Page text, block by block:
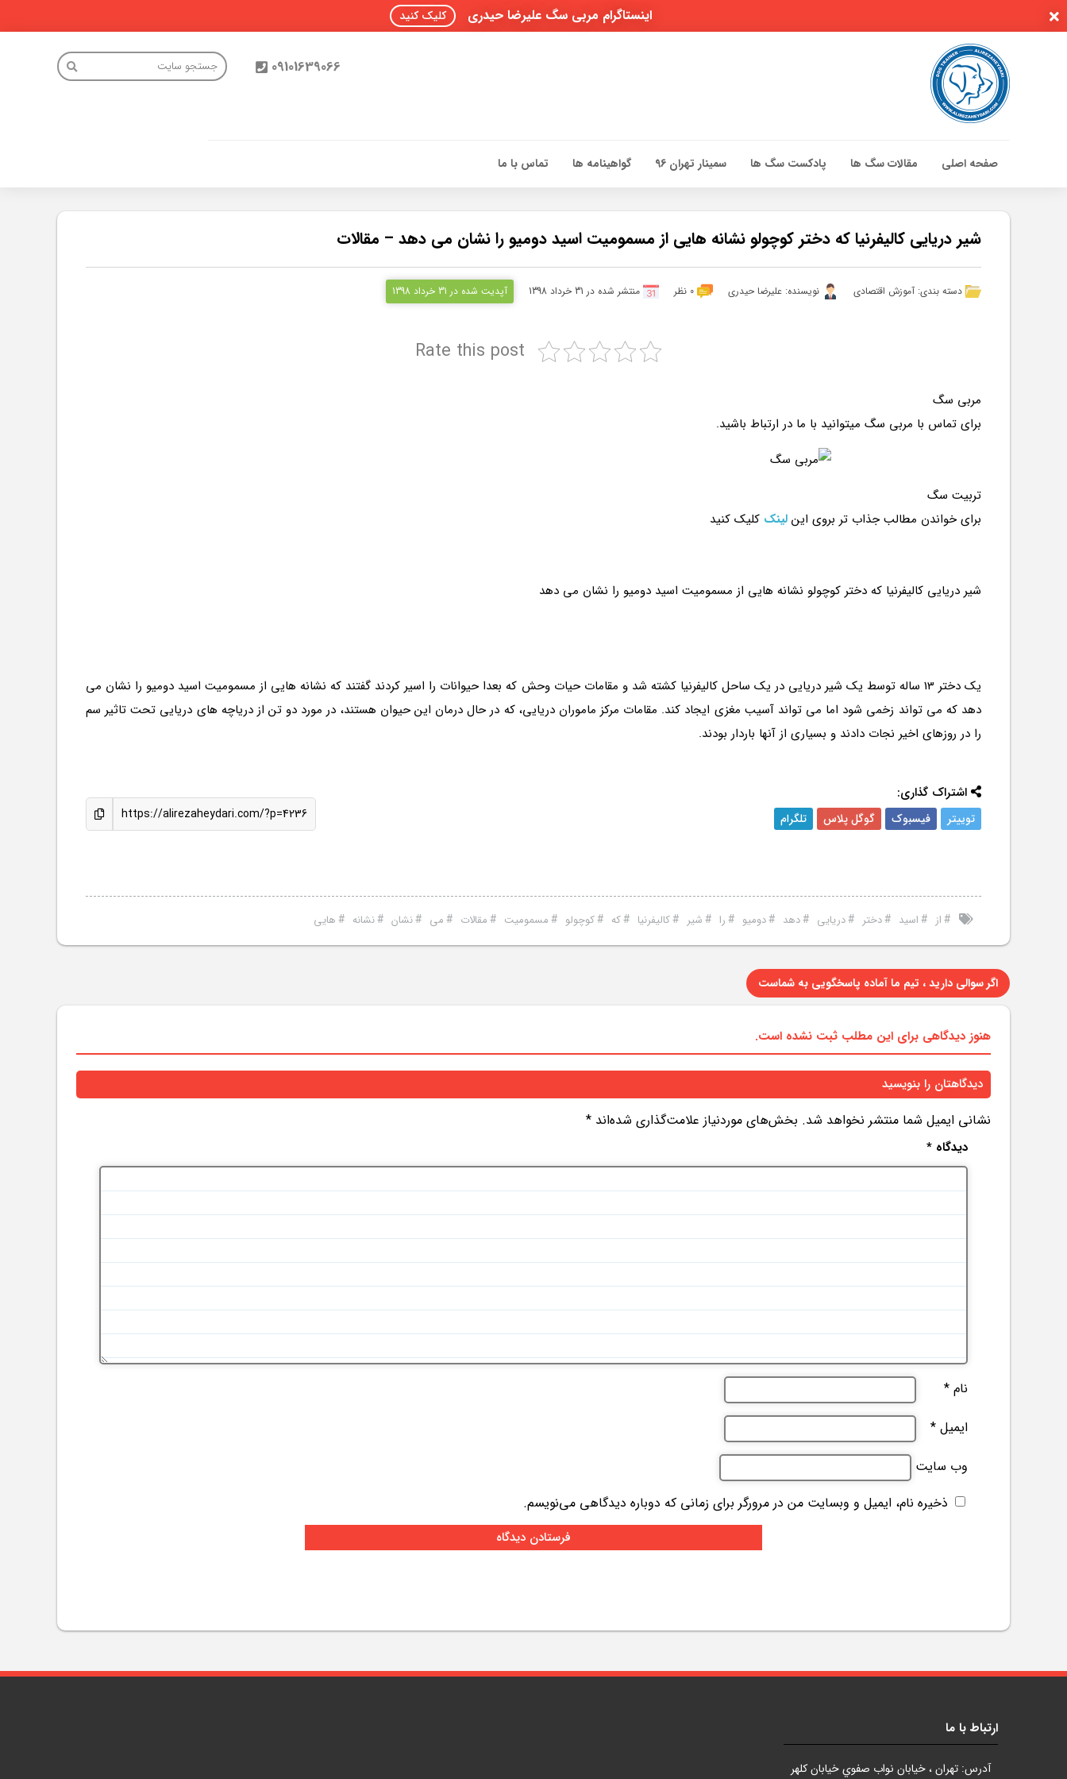
اینستاگرام مربی سگ علیرضا حیدری کلیک کنید
09101639066
صفحه اصلی مقالات سگ ها پادکست سگ ها سمینار تهران 96 گواهینامه ها تماس با ما
مقالات سگ ها
پادکست سگ هاشیر دریایی کالیفرنیا که دختر کوچولو نشانه هایی از مسمومیت اسید دومیو را نشان می دهد – مقالات
دسته بندی: آموزش اقتصادی نویسنده: علیرضا حیدری 0 نظر منتشر شده در 31 خرداد 1398 آپدیت شده در 31 خرداد 1398
Rate this post
مربی سگ
برای تماس با مربی سگ میتوانید با ما در ارتباط باشید.
تربیت سگ
برای خواندن مطالب جذاب تر بروی این لینک کلیک کنید
یک دختر 13 ساله توسط یک شیر دریایی در یک ساحل کالیفرنیا کشته شد و مقامات حیات وحش که بعدا حیوانات را اسیر کردند گفتند که نشانه هایی از مسمومیت اسید دومیو را نشان می
دهد که می تواند زخمی شود اما می تواند آسیب مغزی ایجاد کند. مقامات مرکز ماموران دریایی، که در حال درمان این حیوان هستند، در مورد دو تن از دریاچه های دریایی تحت تاثیر سم
را در روزهای اخیر نجات دادند و بسیاری از آنها باردار بودند.
اشتراک گذاری:
توییتر فیسبوک گوگل پلاس تلگرام https://alirezaheydari.com/?p=4236
#از #اسید #دختر #دریایی #دهد #دومیو #را #شیر #کالیفرنیا #که #کوچولو #مسمومیت #مقالات #می #نشان #نشانه #هایی
اگر سوالی دارید ، تیم ما آماده پاسخگویی به شماست
هنوز دیدگاهی برای این مطلب ثبت نشده است.
دیدگاهتان را بنویسید
نشانی ایمیل شما منتشر نخواهد شد. بخش‌های موردنیاز علامت‌گذاری شده‌اند *
دیدگاه *
نام *
ایمیل *
وب‌ سایت
ذخیره نام، ایمیل و وبسایت من در مرورگر برای زمانی که دوباره دیدگاهی می‌نویسم.
ارتباط با ما
آدرس: تهران ، خيابان نواب صفوي خيابان کلهر